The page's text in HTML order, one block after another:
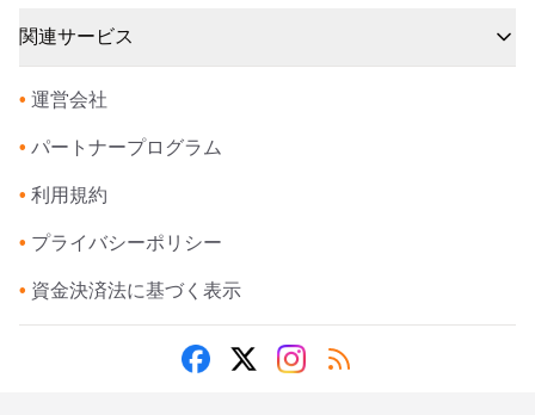
関連サービス
• 運営会社
• パートナープログラム
• 利用規約
• プライバシーポリシー
• 資金決済法に基づく表示